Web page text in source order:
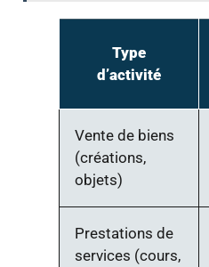
Type
d’activité
Vente de biens
(créations,
objets)
Prestations de
services (cours,